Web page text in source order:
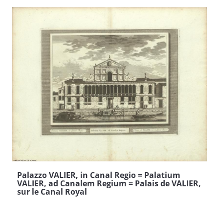
Palazzo VALIER, in Canal Regio = Palatium
VALIER, ad Canalem Regium = Palais de VALIER,
sur le Canal Royal